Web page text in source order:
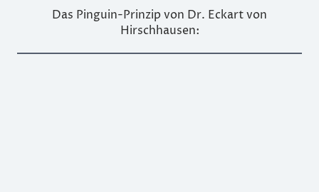
Das Pinguin-Prinzip von Dr. Eckart von
Hirschhausen: